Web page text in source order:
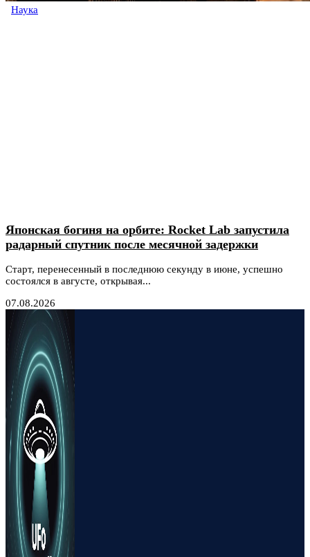
Наука
Японская богиня на орбите: Rocket Lab запустила
радарный спутник после месячной задержки
Старт, перенесенный в последнюю секунду в июне, успешно
состоялся в августе, открывая...
07.08.2026